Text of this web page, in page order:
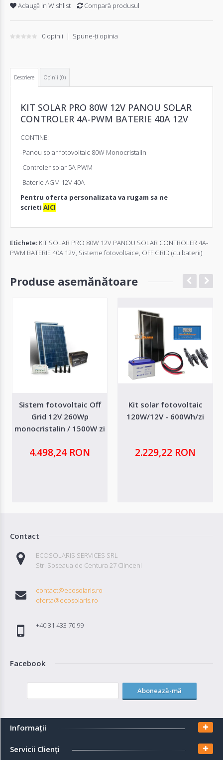
Adaugă in Wishlist Compară produsul
0 opinii | Spune-ţi opinia
Descriere Opinii (0)
KIT SOLAR PRO 80W 12V PANOU SOLAR
CONTROLER 4A-PWM BATERIE 40A 12V
CONTINE:
-Panou solar fotovoltaic 80W Monocristalin
-Controler solar 5A PWM
-Baterie AGM 12V 40A
Pentru oferta personalizata va rugam sa ne
scrieti AICI
Etichete: KIT SOLAR PRO 80W 12V PANOU SOLAR CONTROLER 4A-
PWM BATERIE 40A 12V Sisteme fotovoltaice OFF GRID (cu baterii)
Produse asemănătoare
Sistem fotovoltaic Off
Grid 12V 260Wp
monocristalin / 1500W zi
4.498,24 RON
Kit solar fotovoltaic
120W/12V - 600Wh/zi
2.229,22 RON
Contact
ECOSOLARIS SERVICES SRL
Str. Soseaua de Centura 27 Clinceni
contact@ecosolaris.ro
oferta@ecosolaris.ro
+40 31 433 70 99
Facebook
Abonează-mă
Informaţii
Servicii Clienţi